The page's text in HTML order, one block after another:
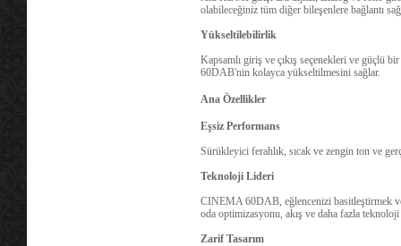
olabileceğiniz tüm diğer bileşenlere bağlantı
Yükseltilebilirlik
Kapsamlı giriş ve çıkış seçenekleri ve güçlü
60DAB'nin kolayca yükseltilmesini sağlar.
Ana Özellikler
Eşsiz Performans
Sürükleyici ferahlık, sıcak ve zengin ton ve
Teknoloji Lideri
CINEMA 60DAB, eğlencenizi basitleştirmek
oda optimizasyonu, akış ve daha fazla
Zarif Tasarım